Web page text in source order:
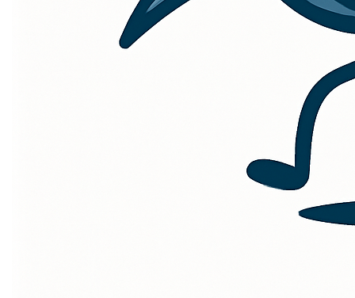
Muggenbeet Survival Gids
Creëer een uitgebreide website gewijd aan het delen van
behandelen. Van natuurlijke remedies tot de beste anti-
muggen producten, muggenbeet.be kan de ultieme bron
Nodig bezoekers uit om hun grappigste of meest bizarre